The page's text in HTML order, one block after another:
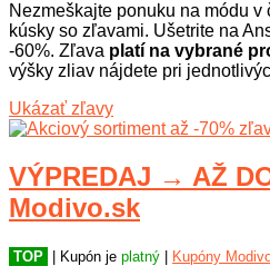
Nezmeškajte ponuku na módu v
kúsky so zľavami. Ušetrite na
-60%. Zľava platí na vybrané
výšky zliav nájdete pri
Ukázať zľavy
VÝPREDAJ → AŽ
Modivo.sk
TOP | Kupón je platný Kupóny